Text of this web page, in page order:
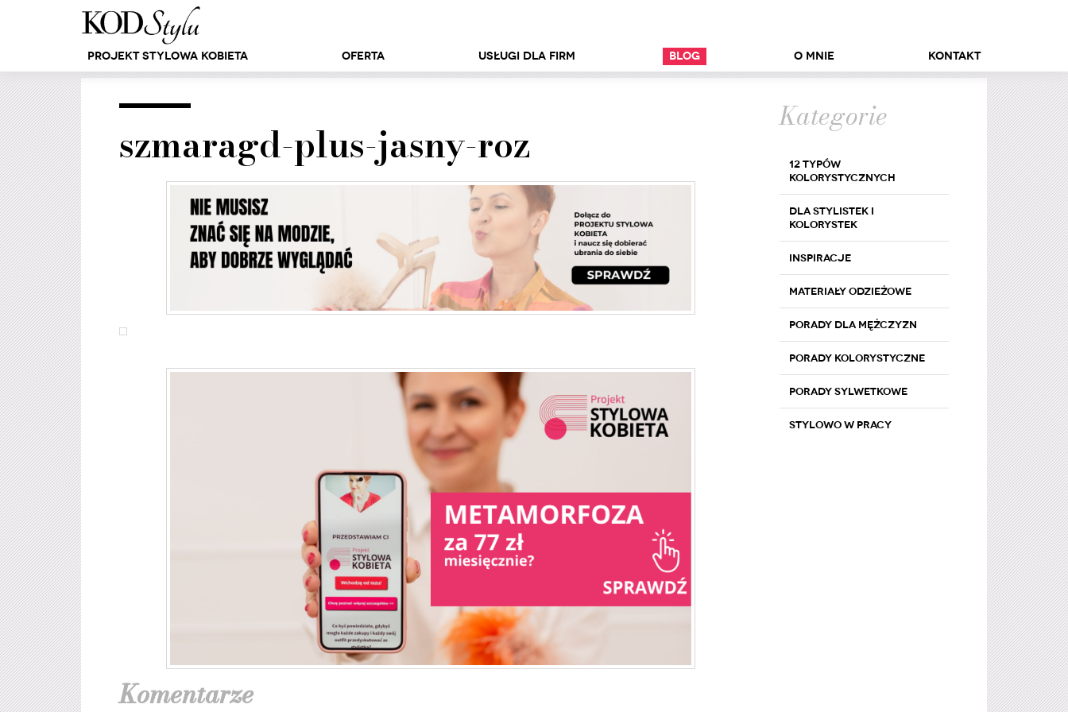
Projekt Stylowa Kobieta Oferta Usługi dla firm Blog O mnie Kontakt
szmaragd-plus-jasny-roz
Komentarze
Kategorie
12 typów
kolorystycznych
Dla stylistek i
kolorystek
Inspiracje
Materiały odzieżowe
Porady dla mężczyzn
Porady kolorystyczne
Porady sylwetkowe
Stylowo w pracy